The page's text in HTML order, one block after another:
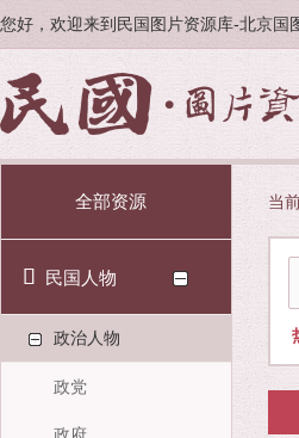
您好，欢迎来到民国图片资源库-北京国
全部资源
民国人物
政治人物
政党
当